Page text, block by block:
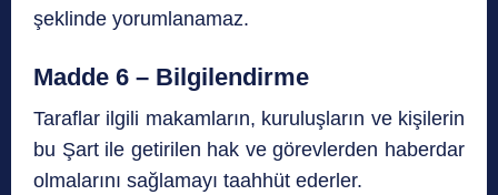
şeklinde yorumlanamaz.
Madde 6 – Bilgilendirme
Taraflar ilgili makamların, kuruluşların ve kişilerin
bu Şart ile getirilen hak ve görevlerden haberdar
olmalarını sağlamayı taahhüt ederler.